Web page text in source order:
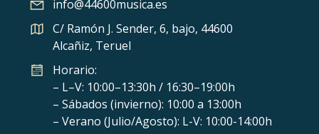
info@44600musica.es
C/ Ramón J. Sender, 6, bajo, 44600
Alcañiz, Teruel
Horario:
– L–V: 10:00–13:30h / 16:30–19:00h
– Sábados (invierno): 10:00 a 13:00h
– Verano (Julio/Agosto): L-V: 10:00-14:00h